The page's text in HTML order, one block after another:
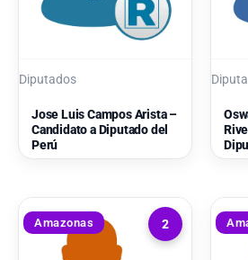
Diputados
Jose Luis Campos Arista –
Candidato a Diputado del
Perú
2
Amazonas